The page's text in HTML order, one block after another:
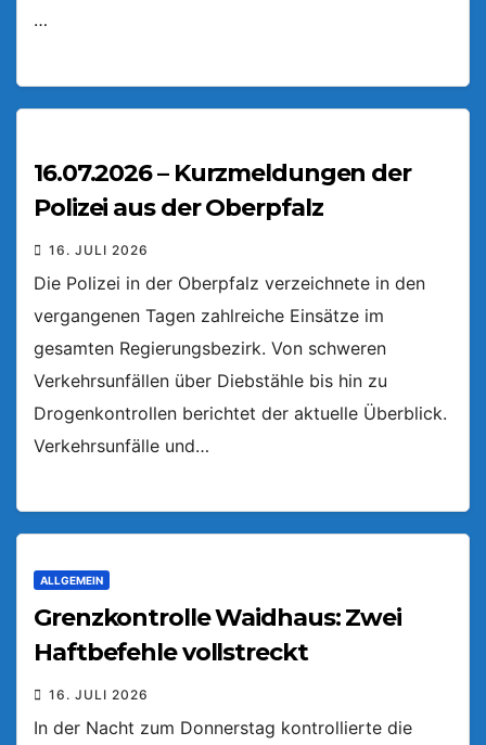
…
16.07.2026 – Kurzmeldungen der
Polizei aus der Oberpfalz
16. JULI 2026
Die Polizei in der Oberpfalz verzeichnete in den
vergangenen Tagen zahlreiche Einsätze im
gesamten Regierungsbezirk. Von schweren
Verkehrsunfällen über Diebstähle bis hin zu
Drogenkontrollen berichtet der aktuelle Überblick.
Verkehrsunfälle und…
ALLGEMEIN
Grenzkontrolle Waidhaus: Zwei
Haftbefehle vollstreckt
16. JULI 2026
In der Nacht zum Donnerstag kontrollierte die